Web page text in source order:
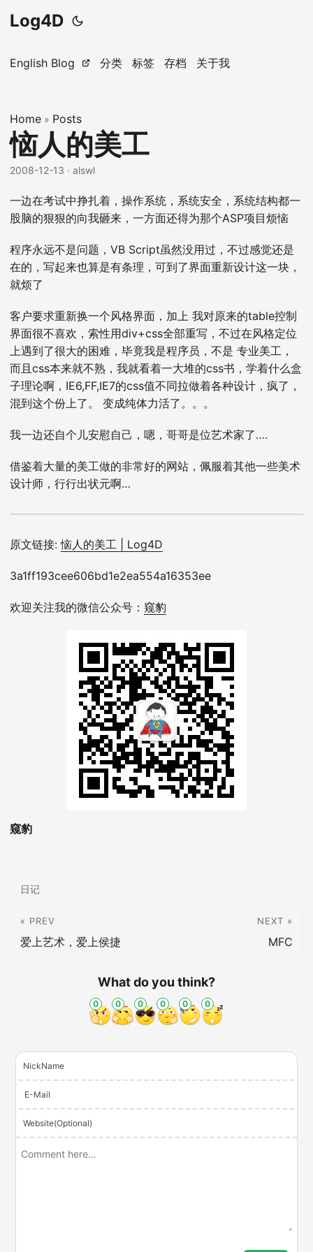
Log4D
English Blog 分类 标签 存档 关于我
Home » Posts
恼人的美工
2008-12-13 · alswl
一边在考试中挣扎着，操作系统，系统安全，系统结构都一
股脑的狠狠的向我砸来，一方面还得为那个ASP项目烦恼
程序永远不是问题，VB Script虽然没用过，不过感觉还是
在的，写起来也算是有条理，可到了界面重新设计这一块，
就烦了
客户要求重新换一个风格界面，加上 我对原来的table控制
界面很不喜欢，索性用div+css全部重写，不过在风格定位
上遇到了很大的困难，毕竟我是程序员，不是 专业美工，
而且css本来就不熟，我就看着一大堆的css书，学着什么盒
子理论啊，IE6,FF,IE7的css值不同拉做着各种设计，疯了，
混到这个份上了。 变成纯体力活了。。。
我一边还自个儿安慰自己，嗯，哥哥是位艺术家了….
借鉴着大量的美工做的非常好的网站，佩服着其他一些美术
设计师，行行出状元啊…
原文链接:恼人的美工 | Log4D
3a1ff193cee606bd1e2ea554a16353ee
欢迎关注我的微信公众号： 窥豹
窥豹
日记
« PREV
爱上艺术，爱上侯捷
NEXT »
MFC
What do you think?
0 0 0 0 0 0
NickName
E-Mail
Website(Optional)